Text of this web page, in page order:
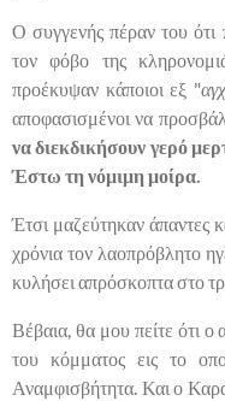
Ο συγγενής πέραν του ότι
τον φόβο της
προέκυψαν κάποιοι εξ "
αποφασισμένοι να
να διεκδικήσουν γερό
Έστω τη νόμιμη μοίρα.
Έτσι μαζεύτηκαν άπαντες
χρόνια τον λαοπρόβλητο
κυλήσει απρόσκοπτα στο
Βέβαια, θα μου πείτε ότι ο
του κόμματος εις το
Αναμφισβήτητα. Και ο